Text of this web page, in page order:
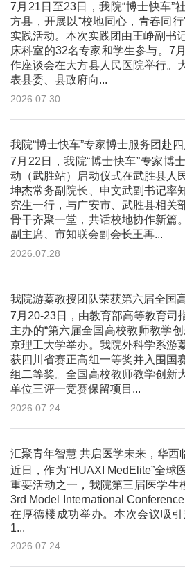
7月21日至23日，我院“博士快车”
方县，开展以“校地同心，青春同
实践活动。本次实践团由王峥副书
床科室的32名专家和学生参与。7
作座谈会在大方县人民医院举行。
表县委、县政府向...
2026.07.30
7月22日，我院“博士快车”专家博
动（武胜站）启动仪式在武胜县人
坤杰常务副院长、申文武副书记率
究生一行，与广安市、武胜县相关
骨干齐聚一堂，共话校地协作新篇
副主席、市知联会副会长王再...
2026.07.28
7月20-23日，由教育部高等教育司
主办的“第六届全国高校教师教学
京理工大学举办。我院外科学系游
获四川省赛正高组一等奖并入围国
组二等奖。全国高校教师教学创新
单位三评一竞赛保留项目...
2026.07.24
近日，作为“HUAXI MedElite”全球
重要活动之一，我院第三届医学生
3rd Model International
在厚德楼成功举办。本次会议吸
1...
2026.07.24